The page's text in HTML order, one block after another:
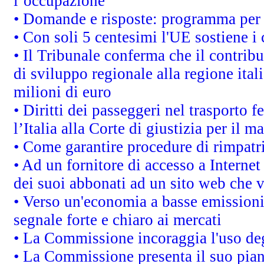
• Domande e risposte: programma
• Con soli 5 centesimi l'UE sostiene
• Il Tribunale conferma che il
di sviluppo regionale alla regione
milioni di euro
• Diritti dei passeggeri nel trasporto
l’Italia alla Corte di giustizia per il
• Come garantire procedure di
• Ad un fornitore di accesso a
dei suoi abbonati ad un sito web che
• Verso un'economia a basse
segnale forte e chiaro ai mercati
• La Commissione incoraggia l'uso
• La Commissione presenta il suo